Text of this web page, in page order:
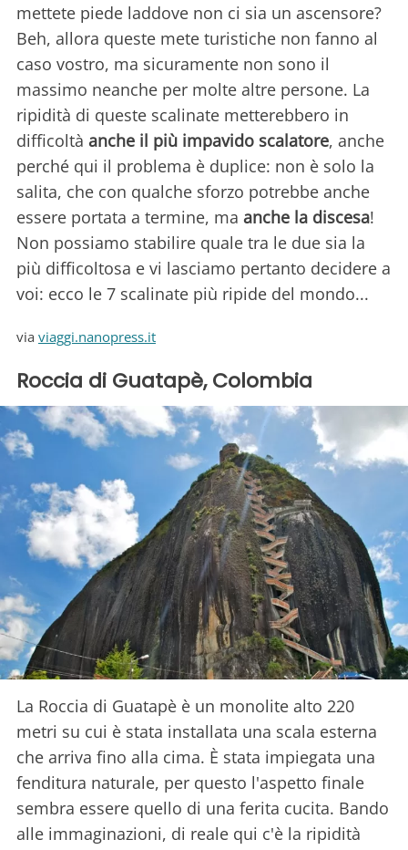
mettete piede laddove non ci sia un ascensore?
Beh, allora queste mete turistiche non fanno al
caso vostro, ma sicuramente non sono il
massimo neanche per molte altre persone. La
ripidità di queste scalinate metterebbero in
difficoltà anche il più impavido scalatore, anche
perché qui il problema è duplice: non è solo la
salita, che con qualche sforzo potrebbe anche
essere portata a termine, ma anche la discesa!
Non possiamo stabilire quale tra le due sia la
più difficoltosa e vi lasciamo pertanto decidere a
voi: ecco le 7 scalinate più ripide del mondo...
via viaggi.nanopress.it
Roccia di Guatapè, Colombia
La Roccia di Guatapè è un monolite alto 220
metri su cui è stata installata una scala esterna
che arriva fino alla cima. È stata impiegata una
fenditura naturale, per questo l'aspetto finale
sembra essere quello di una ferita cucita. Bando
alle immaginazioni, di reale qui c'è la ripidità